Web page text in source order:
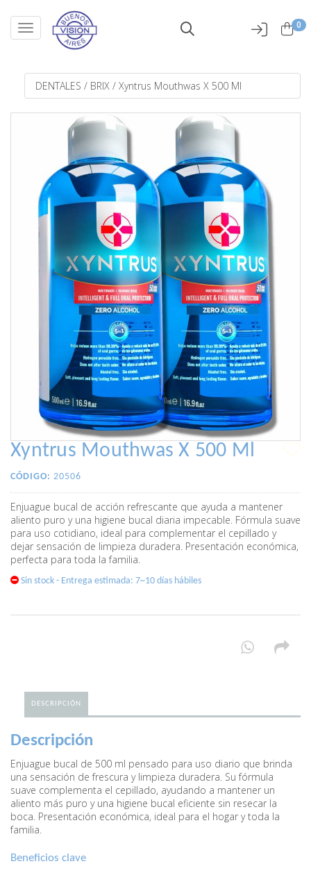
0
Toggle navigation
DENTALES / BRIX / Xyntrus Mouthwas X 500 Ml
Xyntrus Mouthwas X 500 Ml
CÓDIGO: 20506
Enjuague bucal de acción refrescante que ayuda a mantener
aliento puro y una higiene bucal diaria impecable. Fórmula suave
para uso cotidiano, ideal para complementar el cepillado y
dejar sensación de limpieza duradera. Presentación económica,
perfecta para toda la familia.
Sin stock - Entrega estimada: 7~10 días hábiles
DESCRIPCIÓN
Descripción
Enjuague bucal de 500 ml pensado para uso diario que brinda
una sensación de frescura y limpieza duradera. Su fórmula
suave complementa el cepillado, ayudando a mantener un
aliento más puro y una higiene bucal eficiente sin resecar la
boca. Presentación económica, ideal para el hogar y toda la
familia.
Beneficios clave